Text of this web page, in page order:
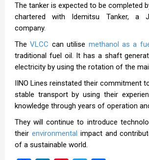
The tanker is expected to be completed
chartered with Idemitsu Tanker, a
company.
TheVLCC can utilise methanol as a
traditional fuel oil. It has a shaft
electricity by using the rotation of the
IINO Lines reinstated their commitment
stable transport by using their
knowledge through years of operation
They will continue to introduce
their environmental impact and
of a sustainable world.